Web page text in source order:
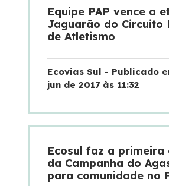
Deficiente Auditivo e de Fala
Fale Conosco
Trabalhe Conosco
Equipe PAP vence a
Jaguarão do Circuito
de Atletismo
Ecovias Sul - Publicado
jun de 2017 às 11:32
Ecosul faz a primeira
da Campanha do
para comunidade no